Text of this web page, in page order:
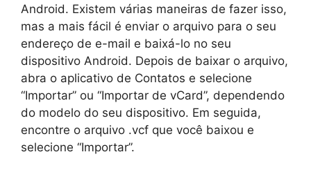
Android. Existem várias maneiras de fazer isso,
mas a mais fácil é enviar o arquivo para o seu
endereço de e-mail e baixá-lo no seu
dispositivo Android. Depois de baixar o arquivo,
abra o aplicativo de Contatos e selecione
“Importar” ou “Importar de vCard”, dependendo
do modelo do seu dispositivo. Em seguida,
encontre o arquivo .vcf que você baixou e
selecione “Importar”.